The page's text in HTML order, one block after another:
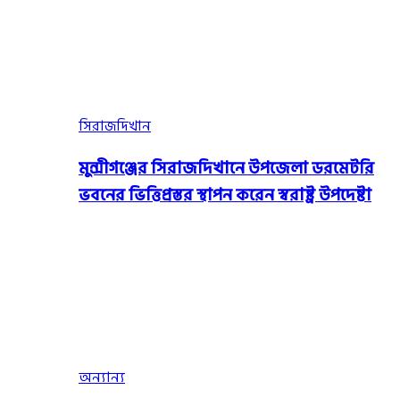
সিরাজদিখান
মুন্সীগঞ্জের সিরাজদিখানে উপজেলা ডরমেটরি
ভবনের ভিত্তিপ্রস্তর স্থাপন করেন স্বরাষ্ট্র উপদেষ্টা
অন্যান্য